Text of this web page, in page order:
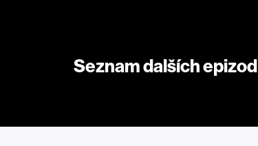
Seznam dalších epizod